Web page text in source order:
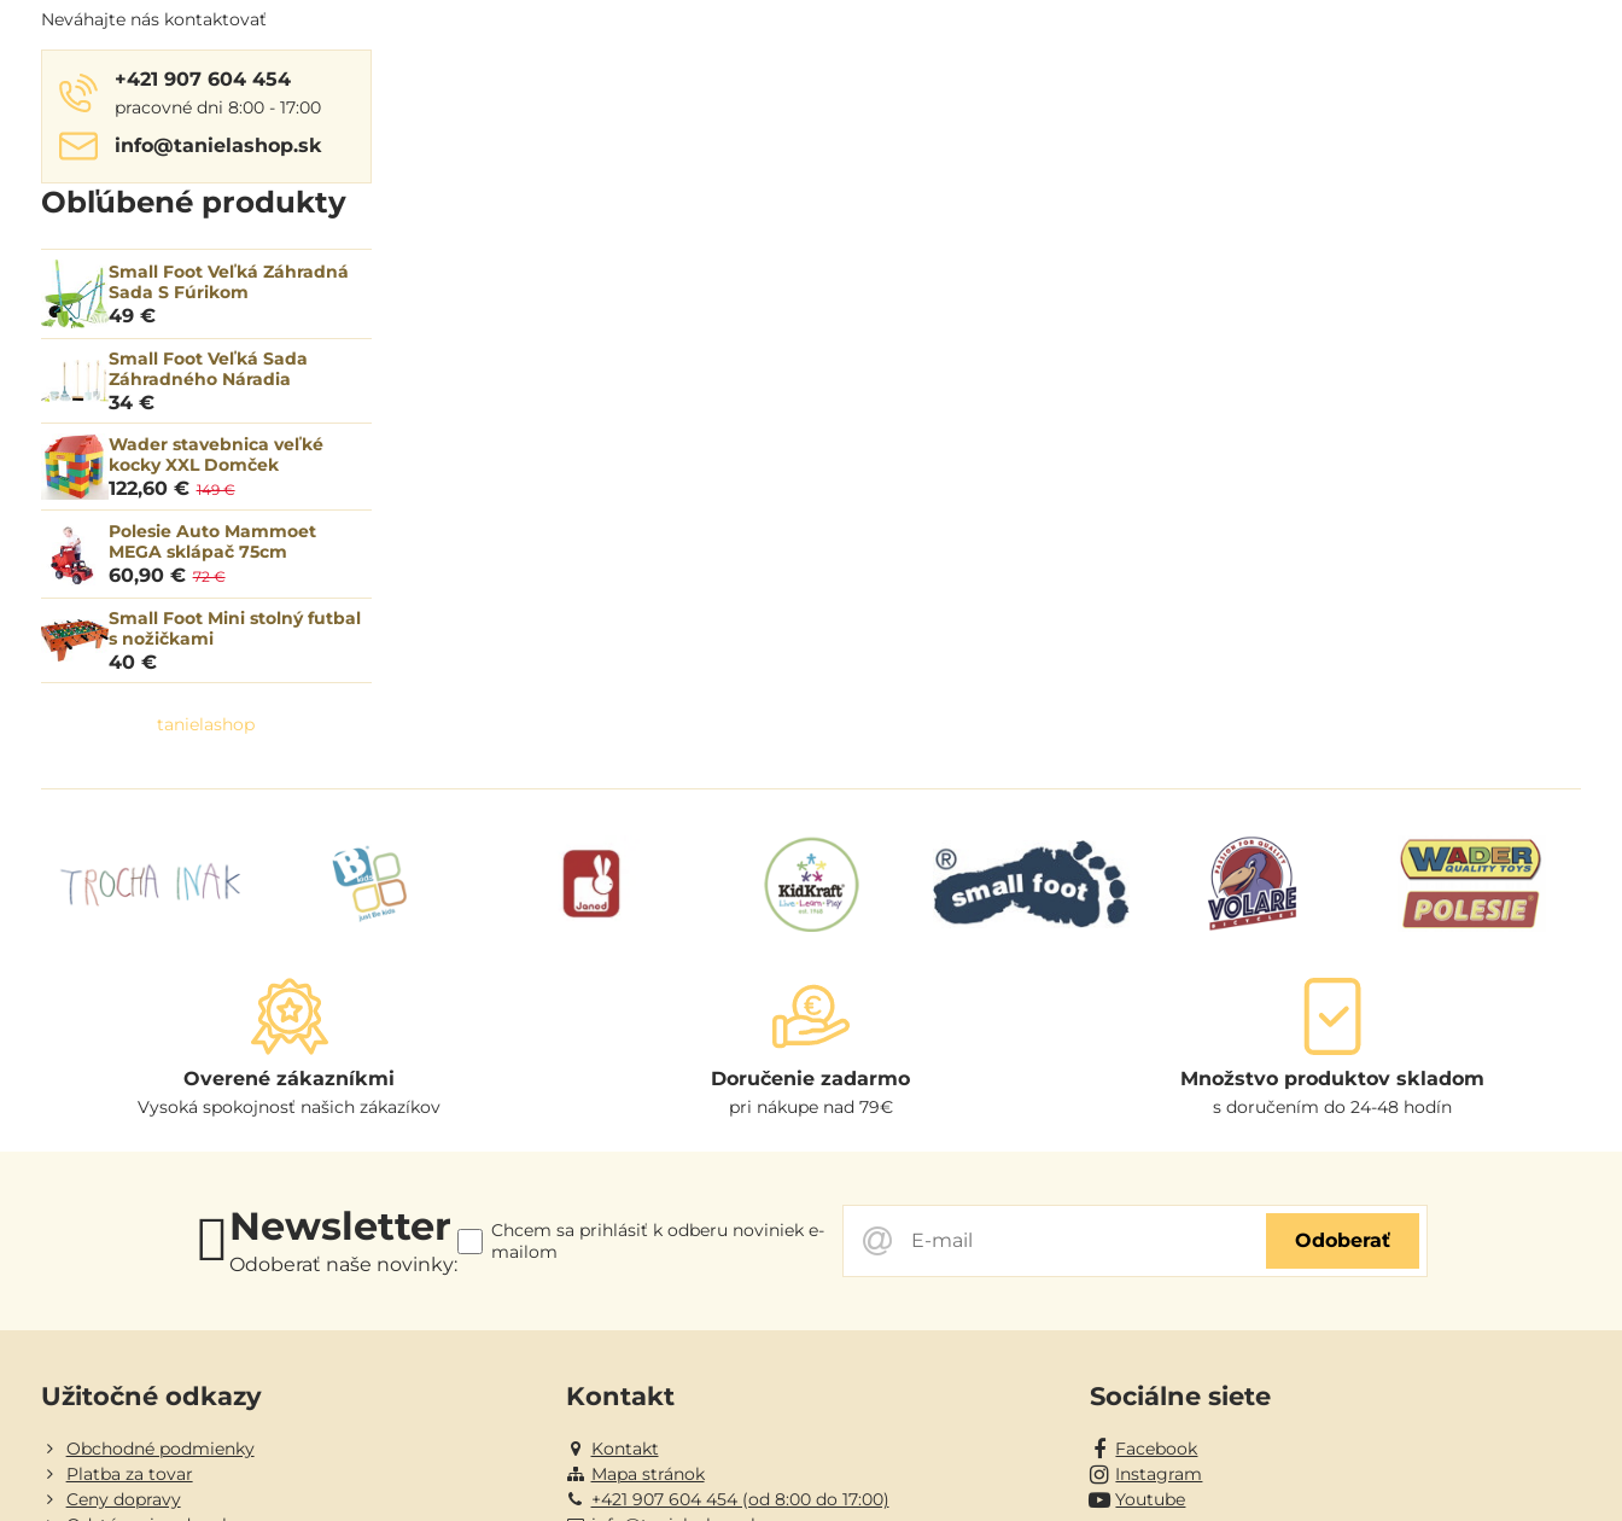
Neváhajte nás kontaktovať
+421 907 604 454
pracovné dni 8:00 - 17:00
info​@tanielashop​.sk
Obľúbené produkty
Small Foot Veľká Záhradná
Sada S Fúrikom
49 €
Small Foot Veľká Sada
Záhradného Náradia
34 €
Wader stavebnica veľké
kocky XXL Domček
122,60 € 149 €
Polesie Auto Mammoet
MEGA sklápač 75cm
60,90 € 72 €
Small Foot Mini stolný futbal
s nožičkami
40 €
tanielashop
Overené zákazníkmi
Vysoká spokojnosť našich zákazíkov
Doručenie zadarmo
pri nákupe nad 79€
Množstvo produktov skladom
s doručením do 24-48 hodín
Newsletter
Odoberať naše novinky:
Odoberať
Chcem sa prihlásiť k odberu noviniek e-
mailom
Užitočné odkazy
Obchodné podmienky
Platba za tovar
Ceny dopravy
Kontakt
Kontakt
Mapa stránok
+421 907 604 454 (od 8:00 do 17:00)
Sociálne siete
Facebook
Instagram
Youtube